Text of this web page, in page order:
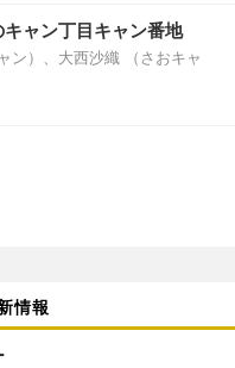
ャン丁目キャン番地
ン）、大西沙織 （さおキャ
情報